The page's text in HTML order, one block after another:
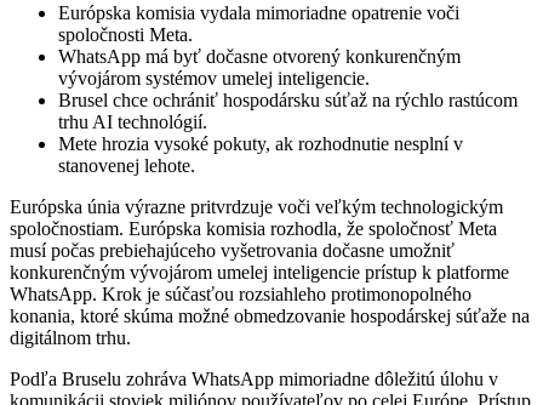
Európska komisia vydala mimoriadne opatrenie voči
spoločnosti Meta.
WhatsApp má byť dočasne otvorený konkurenčným
vývojárom systémov umelej inteligencie.
Brusel chce ochrániť hospodársku súťaž na rýchlo rastúcom
trhu AI technológií.
Mete hrozia vysoké pokuty, ak rozhodnutie nesplní v
stanovenej lehote.
Európska únia výrazne pritvrdzuje voči veľkým technologickým
spoločnostiam. Európska komisia rozhodla, že spoločnosť Meta
musí počas prebiehajúceho vyšetrovania dočasne umožniť
konkurenčným vývojárom umelej inteligencie prístup k platforme
WhatsApp. Krok je súčasťou rozsiahleho protimonopolného
konania, ktoré skúma možné obmedzovanie hospodárskej súťaže na
digitálnom trhu.
Podľa Bruselu zohráva WhatsApp mimoriadne dôležitú úlohu v
komunikácii stoviek miliónov používateľov po celej Európe. Prístup